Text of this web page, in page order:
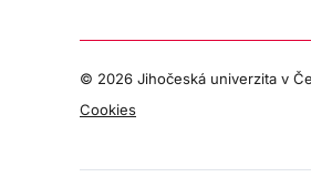
© 2026 Jihočeská univerzita v
Cookies